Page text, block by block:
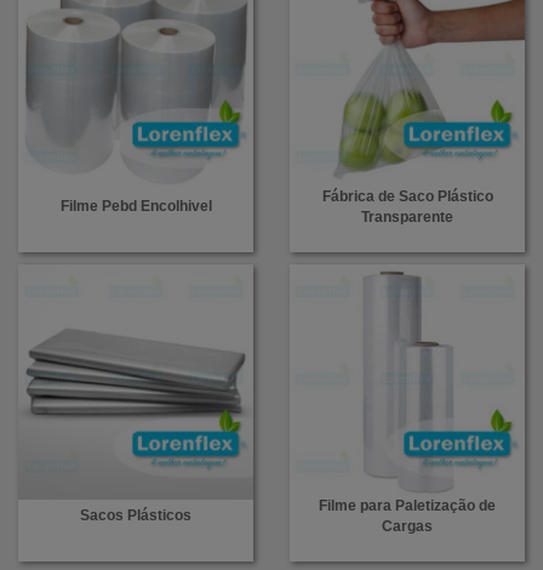
Filme Pebd Encolhivel
Fábrica de Saco Plástico
Transparente
Sacos Plásticos
Filme para Paletização de
Cargas